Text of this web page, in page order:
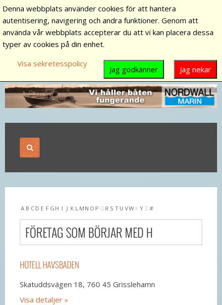
A B C D E F G H I J K L M N O P Q R S T U VWX Y Z #
FÖRETAG SOM BÖRJAR MED H
HOTELL HAVSBADEN
Skatuddsvägen 18, 760 45 Grisslehamn
Visa detaljer
Denna webbplats använder cookies för att hantera
autentisering, navigering och andra funktioner. Genom att
använda vår webbplats accepterar du att vi kan placera dessa
typer av cookies på din enhet.
Visa sekretesspolicy
Jag nekar
Jag godkänner